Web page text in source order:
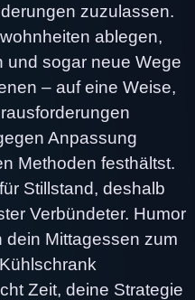
zuzulassen.
ablegen,
und sogar neue Wege
– auf eine Weise,
Anpassung
Methoden festhältst.
Stillstand, deshalb
Verbündeter. Humor
dein Mittagessen zum
Zeit, deine Strategie